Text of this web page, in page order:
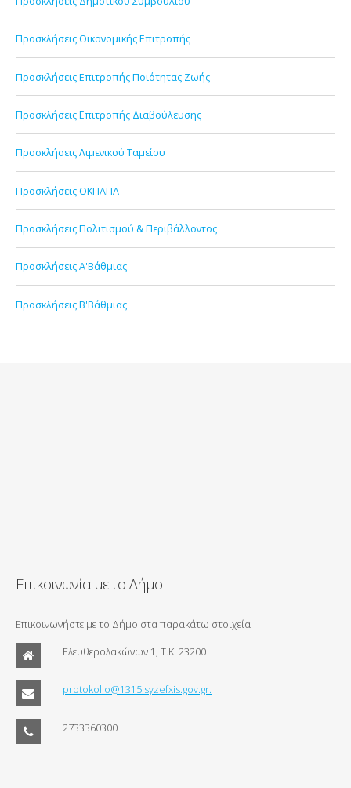
Προσκλήσεις Οικονομικής Επιτροπής
Προσκλήσεις Επιτροπής Ποιότητας Ζωής
Προσκλήσεις Επιτροπής Διαβούλευσης
Προσκλήσεις Λιμενικού Ταμείου
Προσκλήσεις ΟΚΠΑΠΑ
Προσκλήσεις Πολιτισμού & Περιβάλλοντος
Προσκλήσεις Α'Βάθμιας
Προσκλήσεις Β'Βάθμιας
Επικοινωνία με το Δήμο
Επικοινωνήστε με το Δήμο στα παρακάτω στοιχεία
Ελευθερολακώνων 1, Τ.Κ. 23200
protokollo@1315.syzefxis.gov.gr.
2733360300